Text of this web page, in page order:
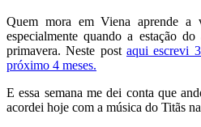
Quem mora em Viena aprende a
especialmente quando a estação
primavera. Neste post aqui escrevi
próximo 4 meses.
E essa semana me dei conta que
acordei hoje com a música do Titãs